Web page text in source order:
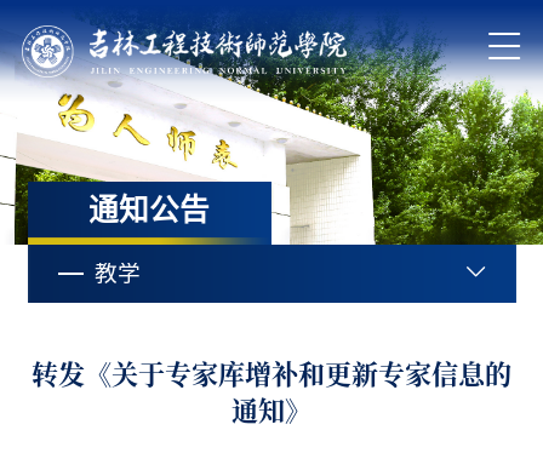
通知公告
教学
转发《关于专家库增补和更新专家信息的
通知》